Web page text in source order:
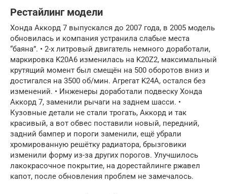
Рестайлинг модели
Хонда Аккорд 7 выпускался до 2007 года, в 2005 модель
обновилась и компания устранила слабые места
“баяна”. • 2-х литровый двигатель немного доработали,
маркировка K20A6 изменилась на K20Z2, максимальный
крутящий момент был смещён на 500 оборотов вниз и
достигался на 3500 об/мин. Агрегат K24A, остался без
изменений. • Инженеры доработали подвеску Хонда
Аккорд 7, заменили рычаги на заднем шасси. •
Кузовные детали не стали трогать, Аккорд и так
красивый, а вот обвес поставили новый, передний,
задний бампер и пороги заменили, ещё убрали
хромированную решётку радиатора, брызговики
изменили форму из-за других порогов. Улучшилось
лакокрасочное покрытие, на дорестайлинге ржавел
капот, после обновления проблем не замечалось.